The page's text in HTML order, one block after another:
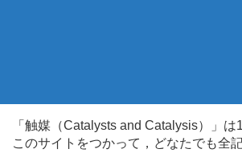
「触媒（Catalysts and Catalysis）」
このサイトをつかって，どなたでも全